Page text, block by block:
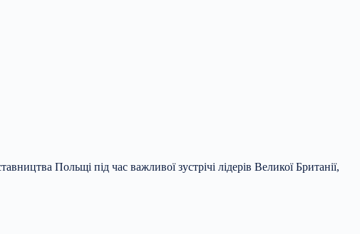
Польщі під час важливої зустрічі лідерів Великої Британії,